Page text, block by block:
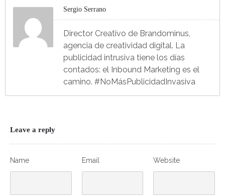
Sergio Serrano
Director Creativo de Brandominus,
agencia de creatividad digital. La
publicidad intrusiva tiene los días
contados: el Inbound Marketing es el
camino. #NoMásPublicidadInvasiva
Leave a reply
Name Email Website